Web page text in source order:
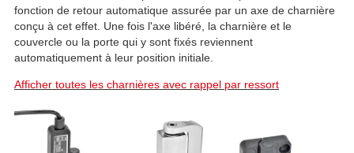
fonction de retour automatique assurée par un axe de charnière
conçu à cet effet. Une fois l'axe libéré, la charnière et le
couvercle ou la porte qui y sont fixés reviennent
automatiquement à leur position initiale.
Afficher toutes les charnières avec rappel par ressort